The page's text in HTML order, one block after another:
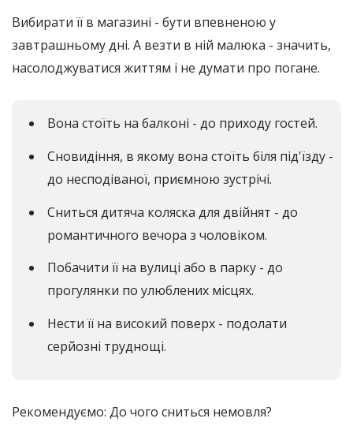
Вибирати її в магазині - бути впевненою у
завтрашньому дні. А везти в ній малюка - значить,
насолоджуватися життям і не думати про погане.
Вона стоїть на балконі - до приходу гостей.
Сновидіння, в якому вона стоїть біля під'їзду -
до несподіваної, приємною зустрічі.
Сниться дитяча коляска для двійнят - до
романтичного вечора з чоловіком.
Побачити її на вулиці або в парку - до
прогулянки по улюблених місцях.
Нести її на високий поверх - подолати
серйозні труднощі.
Рекомендуємо: До чого сниться немовля?